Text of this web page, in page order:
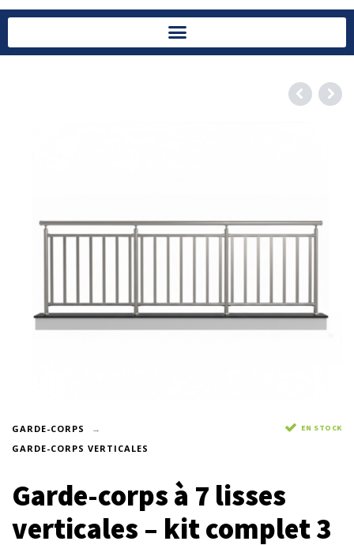
GARDE-CORPS
GARDE-CORPS VERTICALES
EN STOCK
Garde-corps à 7 lisses
verticales – kit complet 3